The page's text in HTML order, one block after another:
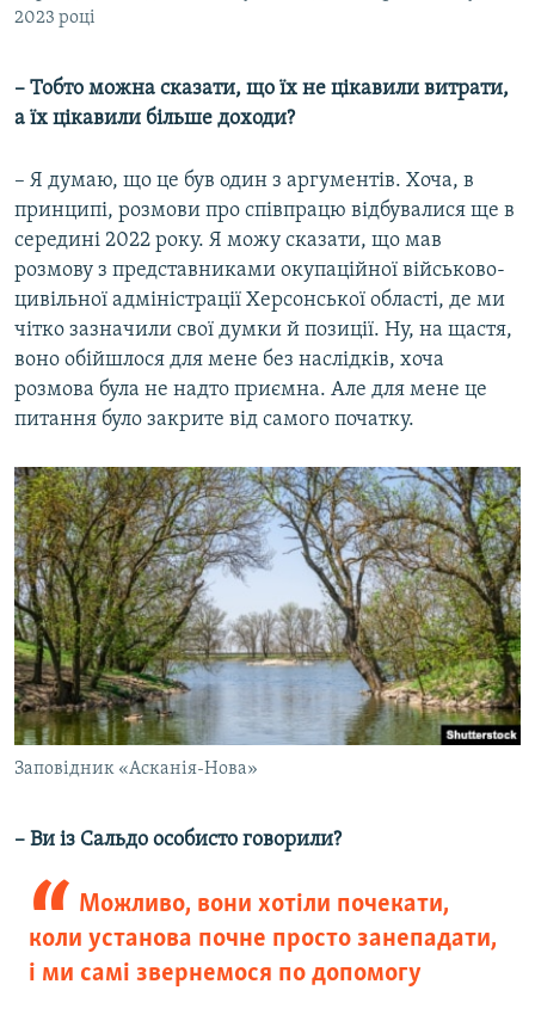
2023 році
– Тобто можна сказати, що їх не цікавили витрати,
а їх цікавили більше доходи?
– Я думаю, що це був один з аргументів. Хоча, в
принципі, розмови про співпрацю відбувалися ще в
середині 2022 року. Я можу сказати, що мав
розмову з представниками окупаційної військово-
цивільної адміністрації Херсонської області, де ми
чітко зазначили свої думки й позиції. Ну, на щастя,
воно обійшлося для мене без наслідків, хоча
розмова була не надто приємна. Але для мене це
питання було закрите від самого початку.
Заповідник «Асканія-Нова»
– Ви із Сальдо особисто говорили?
Можливо, вони хотіли почекати,
коли установа почне просто занепадати,
і ми самі звернемося по допомогу